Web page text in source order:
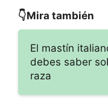
👇Mira también
El mastín
debes saber
raza